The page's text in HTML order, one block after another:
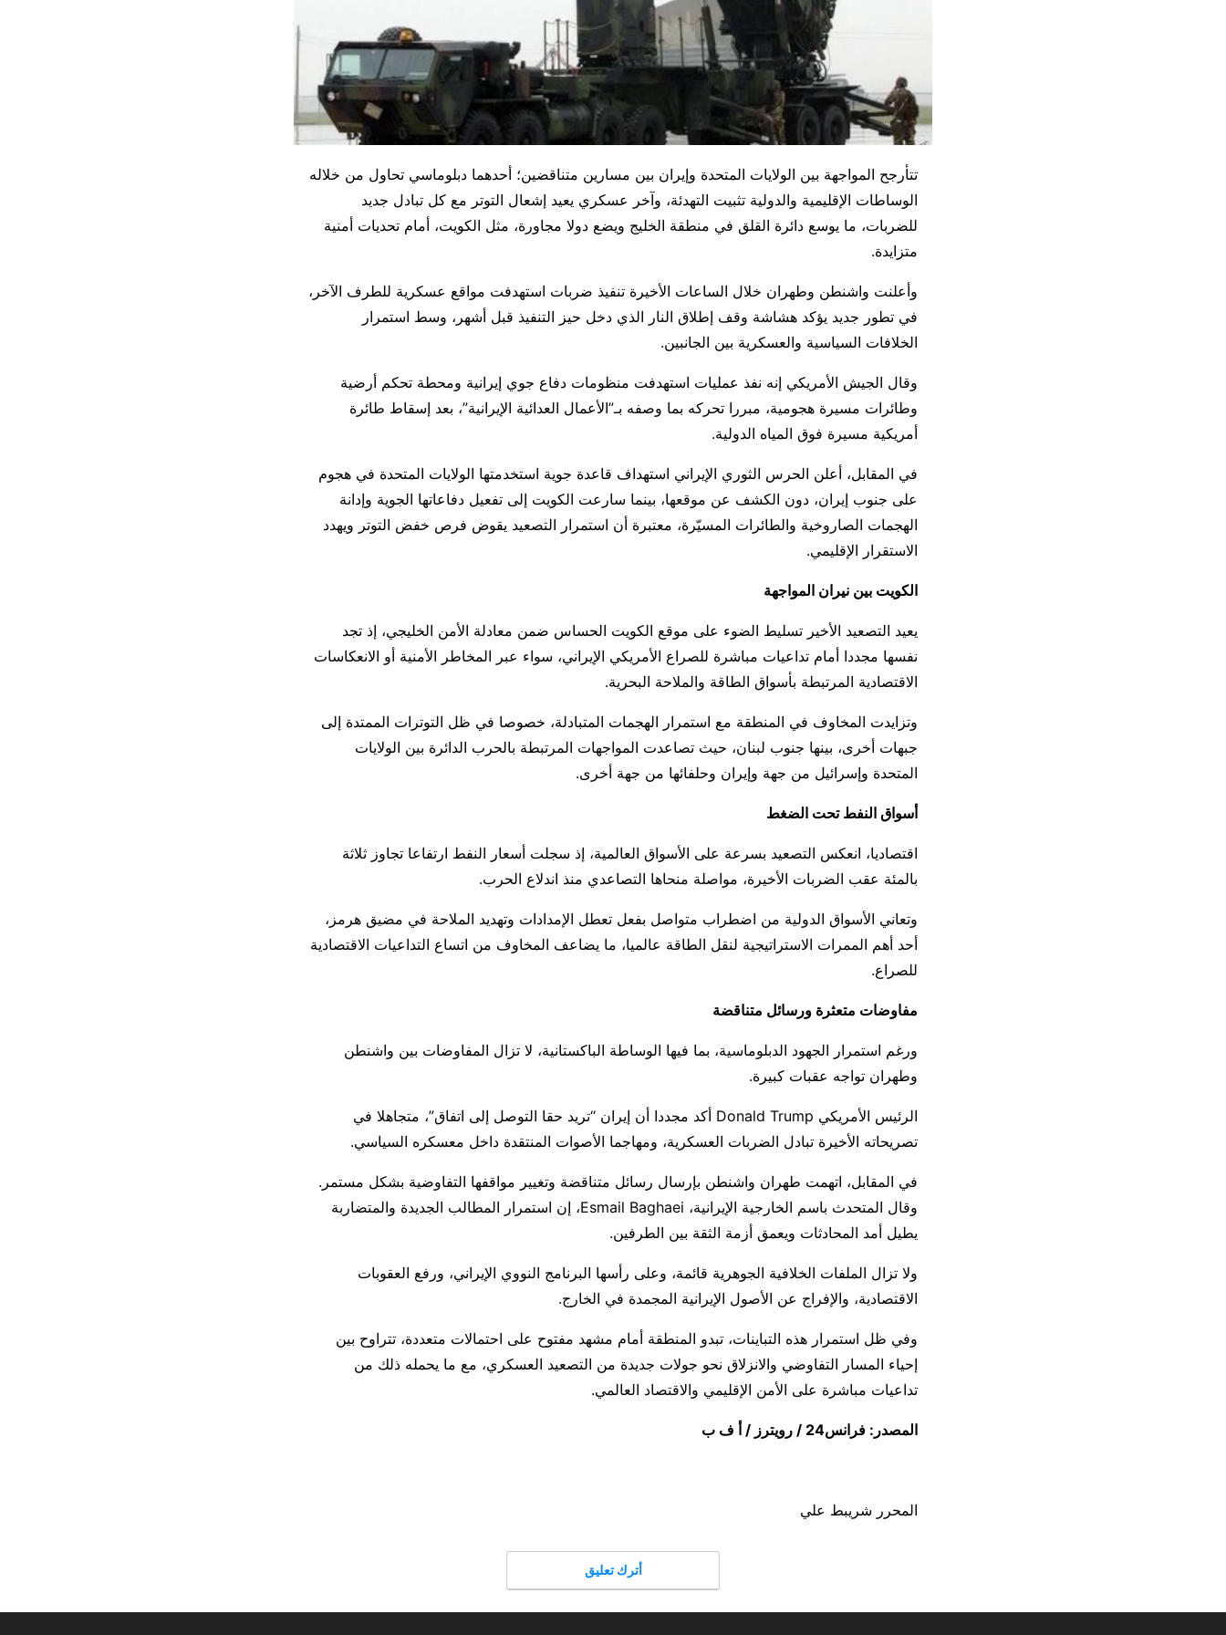
تتأرجح المواجهة بين الولايات المتحدة وإيران بين مسارين متناقضين؛ أحدهما دبلوماسي تحاول من خلاله
الوساطات الإقليمية والدولية تثبيت التهدئة، وآخر عسكري يعيد إشعال التوتر مع كل تبادل جديد
للضربات، ما يوسع دائرة القلق في منطقة الخليج ويضع دولا مجاورة، مثل الكويت، أمام تحديات أمنية
متزايدة.
وأعلنت واشنطن وطهران خلال الساعات الأخيرة تنفيذ ضربات استهدفت مواقع عسكرية للطرف الآخر،
في تطور جديد يؤكد هشاشة وقف إطلاق النار الذي دخل حيز التنفيذ قبل أشهر، وسط استمرار
الخلافات السياسية والعسكرية بين الجانبين.
وقال الجيش الأمريكي إنه نفذ عمليات استهدفت منظومات دفاع جوي إيرانية ومحطة تحكم أرضية
وطائرات مسيرة هجومية، مبررا تحركه بما وصفه بـ”الأعمال العدائية الإيرانية”، بعد إسقاط طائرة
أمريكية مسيرة فوق المياه الدولية.
في المقابل، أعلن الحرس الثوري الإيراني استهداف قاعدة جوية استخدمتها الولايات المتحدة في هجوم
على جنوب إيران، دون الكشف عن موقعها، بينما سارعت الكويت إلى تفعيل دفاعاتها الجوية وإدانة
الهجمات الصاروخية والطائرات المسيّرة، معتبرة أن استمرار التصعيد يقوض فرص خفض التوتر ويهدد
الاستقرار الإقليمي.
الكويت بين نيران المواجهة
يعيد التصعيد الأخير تسليط الضوء على موقع الكويت الحساس ضمن معادلة الأمن الخليجي، إذ تجد
نفسها مجددا أمام تداعيات مباشرة للصراع الأمريكي الإيراني، سواء عبر المخاطر الأمنية أو الانعكاسات
الاقتصادية المرتبطة بأسواق الطاقة والملاحة البحرية.
وتزايدت المخاوف في المنطقة مع استمرار الهجمات المتبادلة، خصوصا في ظل التوترات الممتدة إلى
جبهات أخرى، بينها جنوب لبنان، حيث تصاعدت المواجهات المرتبطة بالحرب الدائرة بين الولايات
المتحدة وإسرائيل من جهة وإيران وحلفائها من جهة أخرى.
أسواق النفط تحت الضغط
اقتصاديا، انعكس التصعيد بسرعة على الأسواق العالمية، إذ سجلت أسعار النفط ارتفاعا تجاوز ثلاثة
بالمئة عقب الضربات الأخيرة، مواصلة منحاها التصاعدي منذ اندلاع الحرب.
وتعاني الأسواق الدولية من اضطراب متواصل بفعل تعطل الإمدادات وتهديد الملاحة في مضيق هرمز،
أحد أهم الممرات الاستراتيجية لنقل الطاقة عالميا، ما يضاعف المخاوف من اتساع التداعيات الاقتصادية
للصراع.
مفاوضات متعثرة ورسائل متناقضة
ورغم استمرار الجهود الدبلوماسية، بما فيها الوساطة الباكستانية، لا تزال المفاوضات بين واشنطن
وطهران تواجه عقبات كبيرة.
الرئيس الأمريكي Donald Trump أكد مجددا أن إيران “تريد حقا التوصل إلى اتفاق”، متجاهلا في
تصريحاته الأخيرة تبادل الضربات العسكرية، ومهاجما الأصوات المنتقدة داخل معسكره السياسي.
في المقابل، اتهمت طهران واشنطن بإرسال رسائل متناقضة وتغيير مواقفها التفاوضية بشكل مستمر.
وقال المتحدث باسم الخارجية الإيرانية، Esmail Baghaei، إن استمرار المطالب الجديدة والمتضاربة
يطيل أمد المحادثات ويعمق أزمة الثقة بين الطرفين.
ولا تزال الملفات الخلافية الجوهرية قائمة، وعلى رأسها البرنامج النووي الإيراني، ورفع العقوبات
الاقتصادية، والإفراج عن الأصول الإيرانية المجمدة في الخارج.
وفي ظل استمرار هذه التباينات، تبدو المنطقة أمام مشهد مفتوح على احتمالات متعددة، تتراوح بين
إحياء المسار التفاوضي والانزلاق نحو جولات جديدة من التصعيد العسكري، مع ما يحمله ذلك من
تداعيات مباشرة على الأمن الإقليمي والاقتصاد العالمي.
المصدر: فرانس24 / رويترز / أ ف ب
المحرر شريبط علي
أترك تعليق